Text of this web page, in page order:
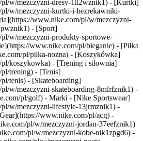
w/mezczyzni-dresy-1ll2wznik1) - [Kurtki]
w/mezczyzni-kurtki-i-bezrekawniki-
www.nike.com/pl/w/mezczyzni-
- [Sport]
w/mezczyzni-produkty-sportowe-
www.nike.com/pl/bieganie) - [Piłka
pl/pilka-nozna) - [Koszykówka]
koszykowka) - [Trening i siłownia]
trening) - [Tenis]
tenis) - [Skateboarding]
w/mezczyzni-skateboarding-8mfrfznik1) -
pl/golf) - Marki - [Nike Sportswear]
w/mezczyzni-lifestyle-13jrmznik1) -
www.nike.com/pl/acg) -
pl/w/mezczyzni-jordan-37eefznik1)
pl/w/mezczyzni-kobe-nik1zpgd6) -